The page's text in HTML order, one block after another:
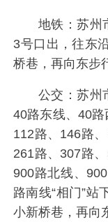
地铁：苏州
3号口出，往东
桥巷，再向东步
公交：苏州
40路东线、40路
112路、146路
261路、307路
900路北线、
路南线“相门”站
小新桥巷，再向